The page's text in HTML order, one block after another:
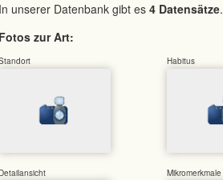
unserer Datenbank gibt es 4 Datensätze.
zur Art:
Habitus
Mikromerkmale